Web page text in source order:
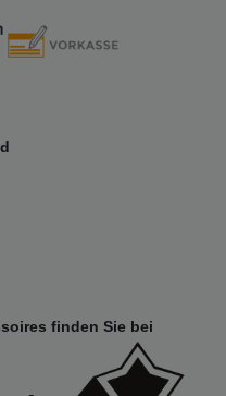
finden Sie bei